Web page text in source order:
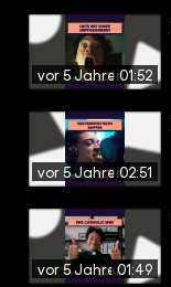
vor 5 Jahren01:52
vor 5 Jahren02:51
vor 5 Jahren01:49